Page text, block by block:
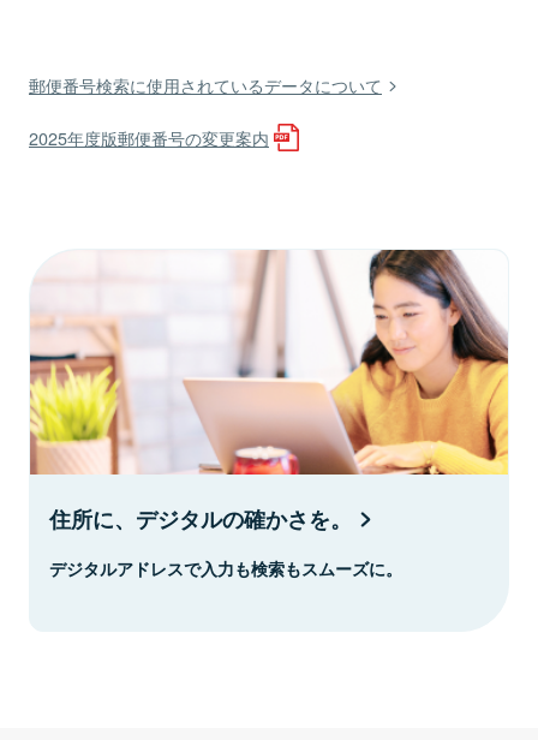
郵便番号検索に使用されているデータについて
2025年度版郵便番号の変更案内
住所に、デジタルの確かさを。
デジタルアドレスで入力も検索もスムーズに。